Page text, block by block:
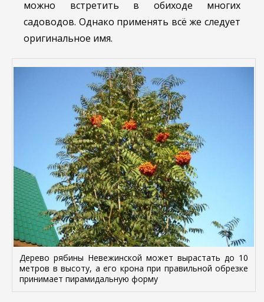
можно встретить в обиходе многих
садоводов. Однако применять всё же следует
оригинальное имя.
Дерево рябины Невежинской может вырастать до 10
метров в высоту, а его крона при правильной обрезке
принимает пирамидальную форму